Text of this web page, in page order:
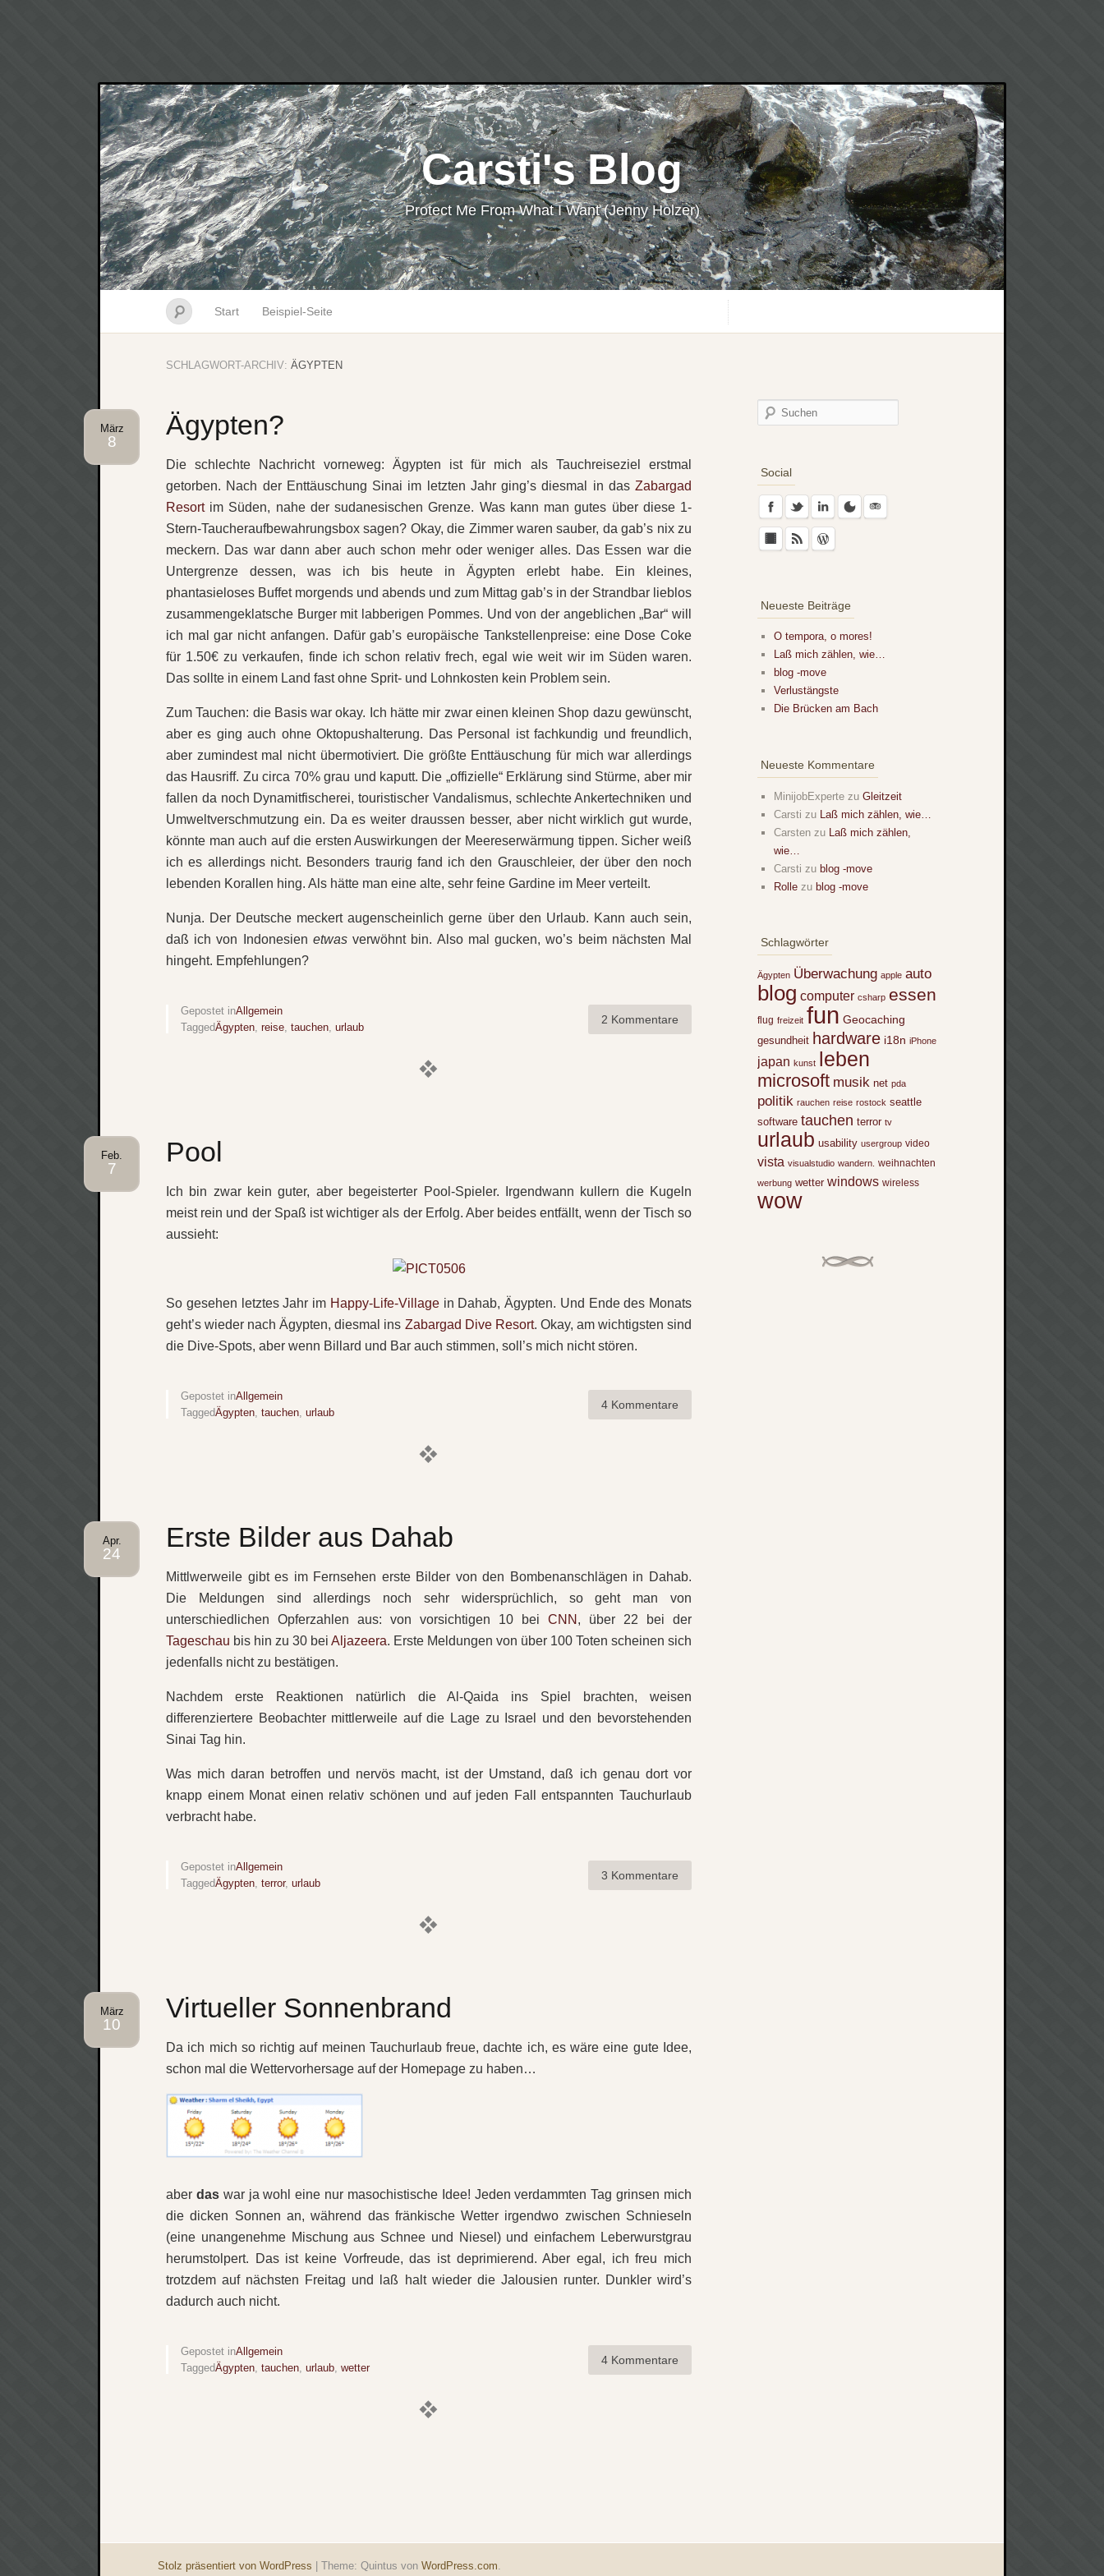
Carsti's Blog
Protect Me From What I Want (Jenny Holzer)
Start Beispiel-Seite
SCHLAGWORT-ARCHIV: ÄGYPTEN
Ägypten?
März
8
Die schlechte Nachricht vorneweg: Ägypten ist für mich als Tauchreiseziel erstmal
getorben. Nach der Enttäuschung Sinai im letzten Jahr ging’s diesmal in das Zabargad
Resortim Süden, nahe der sudanesischen Grenze. Was kann man gutes über diese 1-
Stern-Taucheraufbewahrungsbox sagen? Okay, die Zimmer waren sauber, da gab’s nix zu
meckern. Das war dann aber auch schon mehr oder weniger alles. Das Essen war die
Untergrenze dessen, was ich bis heute in Ägypten erlebt habe. Ein kleines,
phantasieloses Buffet morgends und abends und zum Mittag gab’s in der Strandbar lieblos
zusammengeklatsche Burger mit labberigen Pommes. Und von der angeblichen „Bar“ will
ich mal gar nicht anfangen. Dafür gab’s europäische Tankstellenpreise: eine Dose Coke
für 1.50€ zu verkaufen, finde ich schon relativ frech, egal wie weit wir im Süden waren.
Das sollte in einem Land fast ohne Sprit- und Lohnkosten kein Problem sein.
Zum Tauchen: die Basis war okay. Ich hätte mir zwar einen kleinen Shop dazu gewünscht,
aber es ging auch ohne Oktopushalterung. Das Personal ist fachkundig und freundlich,
aber zumindest mal nicht übermotiviert. Die größte Enttäuschung für mich war allerdings
das Hausriff. Zu circa 70% grau und kaputt. Die „offizielle“ Erklärung sind Stürme, aber mir
fallen da noch Dynamitfischerei, touristischer Vandalismus, schlechte Ankertechniken und
Umweltverschmutzung ein. Da es weiter draussen besser, aber nicht wirklich gut wurde,
könnte man auch auf die ersten Auswirkungen der Meereserwärmung tippen. Sicher weiß
ich es allerdings nicht. Besonders traurig fand ich den Grauschleier, der über den noch
lebenden Korallen hing. Als hätte man eine alte, sehr feine Gardine im Meer verteilt.
Nunja. Der Deutsche meckert augenscheinlich gerne über den Urlaub. Kann auch sein,
daß ich von Indonesien etwasverwöhnt bin. Also mal gucken, wo’s beim nächsten Mal
hingeht. Empfehlungen?
2 Kommentare
Gepostet inAllgemein
TaggedÄgypten reise tauchen urlaub
Pool
Feb.
7
Ich bin zwar kein guter, aber begeisterter Pool-Spieler. Irgendwann kullern die Kugeln
meist rein und der Spaß ist wichtiger als der Erfolg. Aber beides entfällt, wenn der Tisch so
aussieht:
So gesehen letztes Jahr im Happy-Life-Villagein Dahab, Ägypten. Und Ende des Monats
geht’s wieder nach Ägypten, diesmal ins Zabargad Dive Resort. Okay, am wichtigsten sind
die Dive-Spots, aber wenn Billard und Bar auch stimmen, soll’s mich nicht stören.
4 Kommentare
Gepostet inAllgemein
TaggedÄgypten tauchen urlaub
Erste Bilder aus Dahab
Apr.
24
Mittlwerweile gibt es im Fernsehen erste Bilder von den Bombenanschlägen in Dahab.
Die Meldungen sind allerdings noch sehr widersprüchlich, so geht man von
unterschiedlichen Opferzahlen aus: von vorsichtigen 10 bei CNN , über 22 bei der
Tageschau bis hin zu 30 bei Aljazeera. Erste Meldungen von über 100 Toten scheinen sich
jedenfalls nicht zu bestätigen.
Nachdem erste Reaktionen natürlich die Al-Qaida ins Spiel brachten, weisen
differenziertere Beobachter mittlerweile auf die Lage zu Israel und den bevorstehenden
Sinai Tag hin.
Was mich daran betroffen und nervös macht, ist der Umstand, daß ich genau dort vor
knapp einem Monat einen relativ schönen und auf jeden Fall entspannten Tauchurlaub
verbracht habe.
3 Kommentare
Gepostet inAllgemein
TaggedÄgypten terror, urlaub
Virtueller Sonnenbrand
März
10
Da ich mich so richtig auf meinen Tauchurlaub freue, dachte ich, es wäre eine gute Idee,
schon mal die Wettervorhersage auf der Homepage zu haben…
aber daswar ja wohl eine nur masochistische Idee! Jeden verdammten Tag grinsen mich
die dicken Sonnen an, während das fränkische Wetter irgendwo zwischen Schnieseln
(eine unangenehme Mischung aus Schnee und Niesel) und einfachem Leberwurstgrau
herumstolpert. Das ist keine Vorfreude, das ist deprimierend. Aber egal, ich freu mich
trotzdem auf nächsten Freitag und laß halt wieder die Jalousien runter. Dunkler wird’s
dadurch auch nicht.
4 Kommentare
Gepostet inAllgemein
TaggedÄgypten tauchen urlaub wetter
Social
Neueste Beiträge
O tempora, o mores!
Laß mich zählen, wie…
blog -move
Verlustängste
Die Brücken am Bach
Neueste Kommentare
MinijobExperte zu Gleitzeit
Carsti zu Laß mich zählen, wie…
Carsten zu Laß mich zählen,
wie…
Carsti zu blog -move
Rolle zu blog -move
Schlagwörter
Ägypten Überwachung apple auto
blog computer csharp essen
flug freizeit fun Geocaching
gesundheit hardware i18n iPhone
japan kunst leben
microsoft musik net pda
politik rauchen reise rostock seattle
software tauchen terror tv
urlaub usability usergroup video
vista visualstudio wandern. weihnachten
werbung wetter windows wireless
wow
Stolz präsentiert von WordPress Theme: Quintus von WordPress.com